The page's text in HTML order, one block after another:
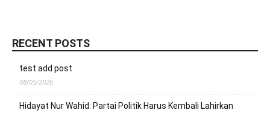
RECENT POSTS
test add post
08/05/2026
Hidayat Nur Wahid: Partai Politik Harus Kembali Lahirkan